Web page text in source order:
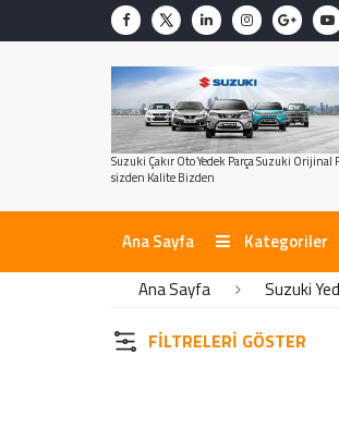
Suzuki Çakır Oto Yedek Parça Suzuki Orijinal
sizden Kalite Bizden
Ana Sayfa Kategoriler
KATEGORİLER
Elektrik- Motor Elektrik
Motor Piston Krank Silindir Kapak
Şanzıman Diferansiyel
Ana Sayfa Suzuki
FILTRELERI GÖSTER